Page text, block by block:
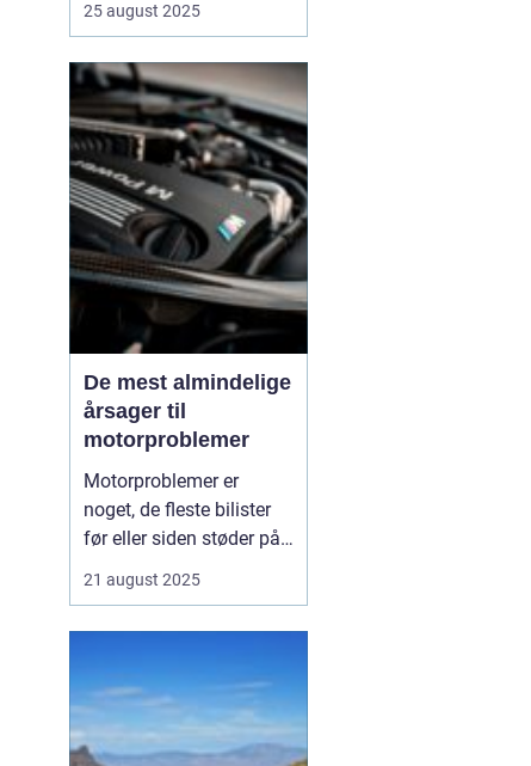
tiden har bilernes former,
tydelige spor i mode- og
designverdenen. Fra de
glinsende kromdetaljer i
1950’ernes C...
25 august 2025
De mest almindelige
årsager til
motorproblemer
Motorproblemer er
noget, de fleste bilister
før eller siden støder på.
som små drillerier, andre
hjælp. Ofte skyldes
problemerne ikke en ...
21 august 2025